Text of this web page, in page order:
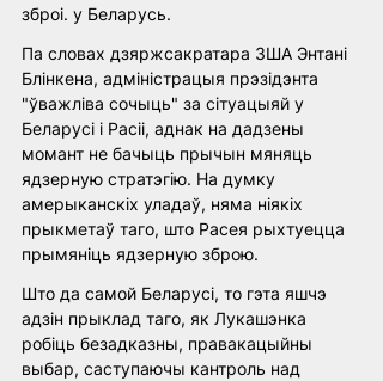
зброі. у Беларусь.
Па словах дзяржсакратара ЗША Энтані
Блінкена, адміністрацыя прэзідэнта
"ўважліва сочыць" за сітуацыяй у
Беларусі і Расіі, аднак на дадзены
момант не бачыць прычын мяняць
ядзерную стратэгію. На думку
амерыканскіх уладаў, няма ніякіх
прыкметаў таго, што Расея рыхтуецца
прымяніць ядзерную зброю.
Што да самой Беларусі, то гэта яшчэ
адзін прыклад таго, як Лукашэнка
робіць безадказны, правакацыйны
выбар, саступаючы кантроль над